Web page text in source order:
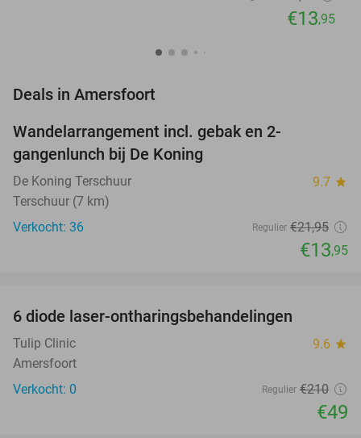
€13,95
Deals in Amersfoort
TODAY
Wandelarrangement incl. gebak en 2-
gangenlunch bij De Koning
De Koning Terschuur 9.7 star
Terschuur (7 km)
Verkocht: 36
Regulier €21,95
€13,95
TODAY
6 diode laser-ontharingsbehandelingen
Tulip Clinic 9.6 star
Amersfoort
Verkocht: 0
Regulier €210
€49